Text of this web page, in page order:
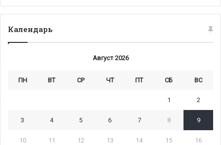
Календарь
Август 2026
ПН ВТ СР ЧТ ПТ СБ ВС
1 2
3 4 5 6 7 8 9
10 11 12 13 14 15 16